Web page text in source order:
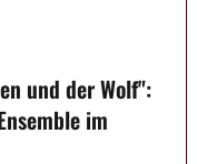
und der Wolf":
im